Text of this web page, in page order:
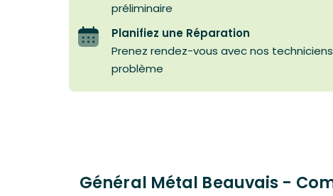
préliminaire
Planifiez une Réparation
Prenez rendez-vous avec nos
problème
Général Métal Beauvais -